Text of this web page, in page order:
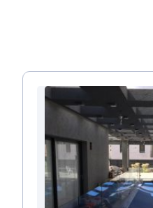
לקרוא מאמרים
ובמידה והינכם
תהססו, מלאו פרטים
אליכם בהקדם